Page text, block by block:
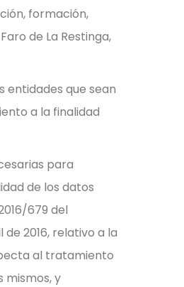
formación,
de La Restinga,
entidades que sean
a la finalidad
para
de los datos
679 del
2016, relativo a la
al tratamiento
mismos, y